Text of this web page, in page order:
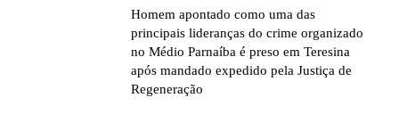
Homem apontado como uma das
principais lideranças do crime organizado
no Médio Parnaíba é preso em Teresina
após mandado expedido pela Justiça de
Regeneração